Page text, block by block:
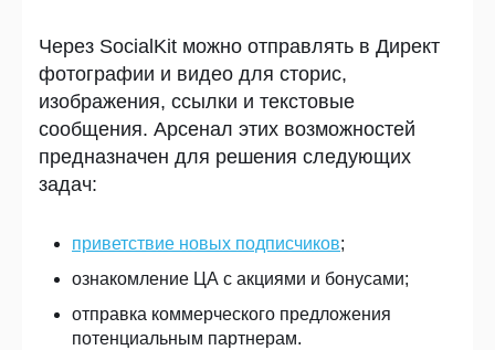
Через SocialKit можно отправлять в Директ
фотографии и видео для сторис,
изображения, ссылки и текстовые
сообщения. Арсенал этих возможностей
предназначен для решения следующих
задач:
приветствие новых подписчиков;
ознакомление ЦА с акциями и бонусами;
отправка коммерческого предложения
потенциальным партнерам.